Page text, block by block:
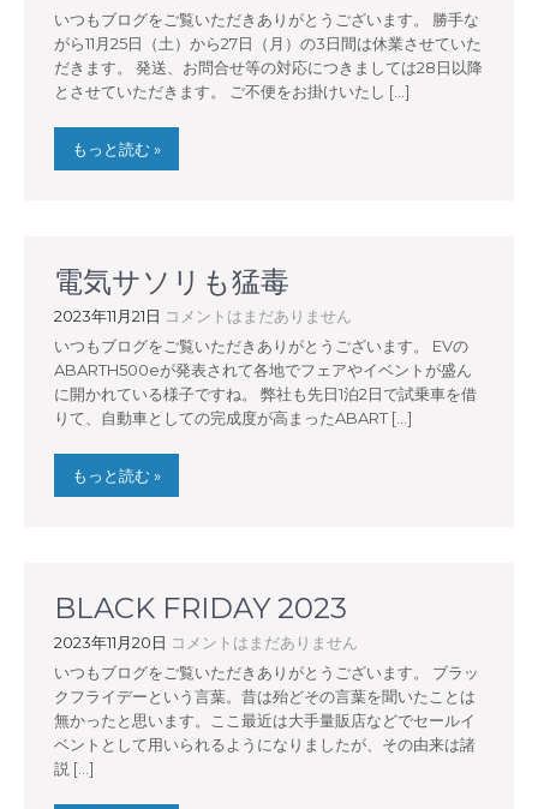
いつもブログをご覧いただきありがとうございます。 勝手な
がら11月25日（土）から27日（月）の3日間は休業させていた
だきます。 発送、お問合せ等の対応につきましては28日以降
とさせていただきます。 ご不便をお掛けいたし […]
もっと読む »
電気サソリも猛毒
2023年11月21日 コメントはまだありません
いつもブログをご覧いただきありがとうございます。 EVの
ABARTH500eが発表されて各地でフェアやイベントが盛ん
に開かれている様子ですね。 弊社も先日1泊2日で試乗車を借
りて、自動車としての完成度が高まったABART […]
もっと読む »
BLACK FRIDAY 2023
2023年11月20日 コメントはまだありません
いつもブログをご覧いただきありがとうございます。 ブラッ
クフライデーという言葉。昔は殆どその言葉を聞いたことは
無かったと思います。ここ最近は大手量販店などでセールイ
ベントとして用いられるようになりましたが、その由来は諸
説 […]